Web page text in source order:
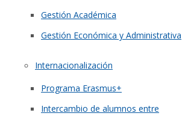
Gestión Académica
Gestión Económica y Administrativa
Internacionalización
Programa Erasmus+
Intercambio de alumnos entre